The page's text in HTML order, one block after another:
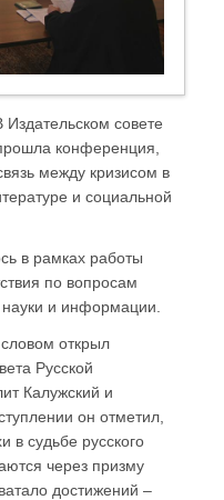
совете
конференция,
между кризисом в
и социальной
в рамках работы
по вопросам
и информации.
открыл
Русской
Калужский и
он отметил,
в судьбе русского
через призму
достижений –